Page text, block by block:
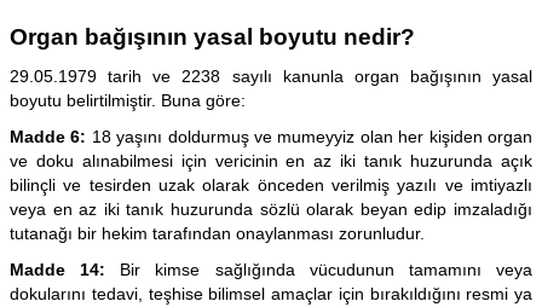
Organ bağışının yasal boyutu nedir?
29.05.1979 tarih ve 2238 sayılı kanunla organ bağışının yasal
boyutu belirtilmiştir. Buna göre:
Madde 6: 18 yaşını doldurmuş ve mumeyyiz olan her kişiden organ
ve doku alınabilmesi için vericinin en az iki tanık huzurunda açık
bilinçli ve tesirden uzak olarak önceden verilmiş yazılı ve imtiyazlı
veya en az iki tanık huzurunda sözlü olarak beyan edip imzaladığı
tutanağı bir hekim tarafından onaylanması zorunludur.
Madde 14: Bir kimse sağlığında vücudunun tamamını veya
dokularını tedavi, teşhise bilimsel amaçlar için bırakıldığını resmi ya